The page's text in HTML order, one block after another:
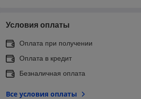
Условия оплаты
Оплата при получении
Оплата в кредит
Безналичная оплата
Все условия оплаты